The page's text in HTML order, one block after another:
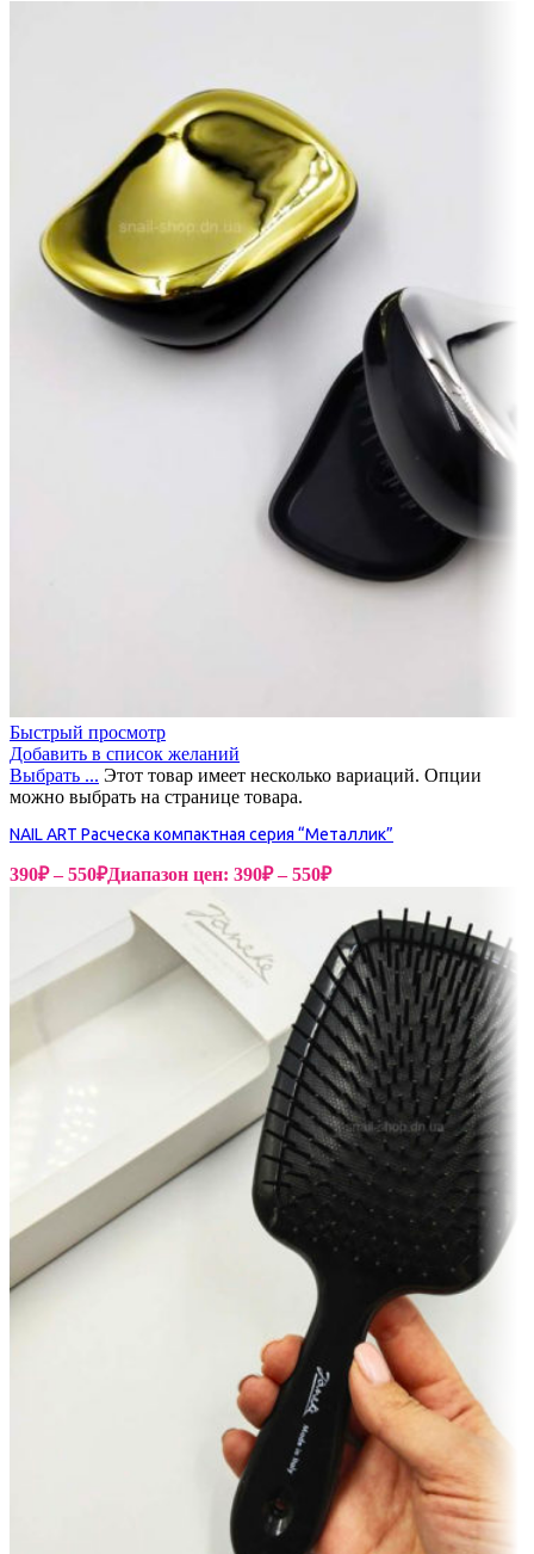
Быстрый просмотр
Добавить в список желаний
Выбрать ... Этот товар имеет несколько вариаций. Опции
можно выбрать на странице товара.
NAIL ART Расческа компактная серия “Металлик”
390₽ – 550₽Диапазон цен: 390₽ – 550₽